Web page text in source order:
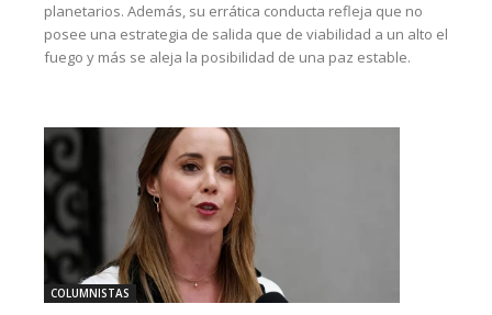
planetarios. Además, su errática conducta refleja que no
posee una estrategia de salida que de viabilidad a un alto el
fuego y más se aleja la posibilidad de una paz estable.
COLUMNISTAS